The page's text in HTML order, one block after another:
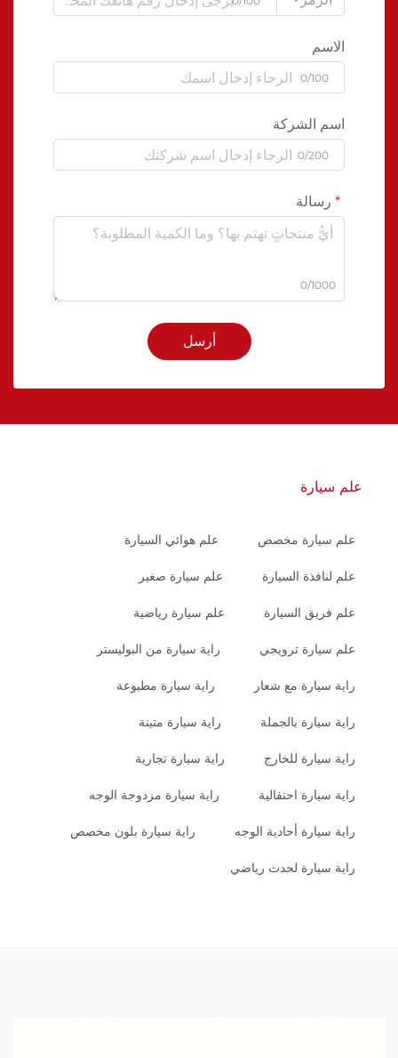
الاسم
0/100
اسم الشركة
0/200
رسالة
0/1000
أرسل
علم سيارة
علم سيارة مخصص علم هوائي السيارة
علم لنافذة السيارة علم سيارة صغير
علم فريق السيارة علم سيارة رياضية
علم سيارة ترويجي راية سيارة من البوليستر
راية سيارة مع شعار راية سيارة مطبوعة
راية سيارة بالجملة راية سيارة متينة
راية سيارة للخارج راية سيارة تجارية
راية سيارة احتفالية راية سيارة مزدوجة الوجه
راية سيارة أحادية الوجه راية سيارة بلون مخصص
راية سيارة لحدث رياضي